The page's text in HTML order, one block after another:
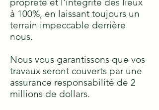
à 100%, en laissant toujours un
terrain impeccable derrière
nous.
Nous vous garantissons que vos
travaux seront couverts par une
assurance responsabilité de 2
millions de dollars.